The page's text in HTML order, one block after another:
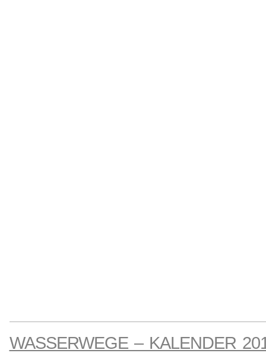
WASSERWEGE – KALENDER